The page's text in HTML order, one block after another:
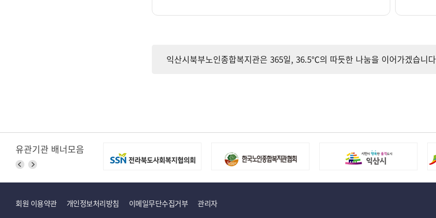
익산시북부노인종합복지관은 365일, 36.5℃의 따듯한 나눔을 이어가겠습니
유관기관 배너모음
회원 이용약관 개인정보처리방침 이메일무단수집거부 관리자